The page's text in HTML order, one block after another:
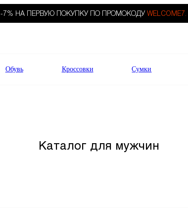
-7% НА ПЕРВУЮ ПОКУПКУ ПО ПРОМОКОДУ WELCOME7.
Обувь Кроссовки Сумки
Каталог для мужчин